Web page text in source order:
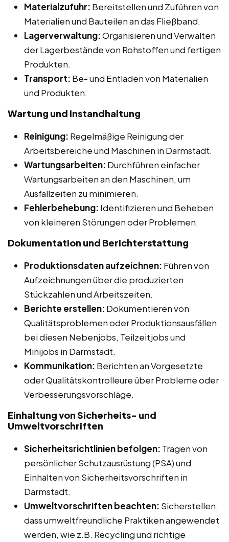
Materialzufuhr: Bereitstellen und Zuführen von
Materialien und Bauteilen an das Fließband.
Lagerverwaltung:Organisieren und Verwalten
der Lagerbestände von Rohstoffen und fertigen
Produkten.
Transport: Be- und Entladen von Materialien
und Produkten.
Wartung und Instandhaltung
Reinigung: Regelmäßige Reinigung der
Arbeitsbereiche und Maschinen in Darmstadt.
Wartungsarbeiten: Durchführen einfacher
Wartungsarbeiten an den Maschinen, um
Ausfallzeiten zu minimieren.
Fehlerbehebung: Identifizieren und Beheben
von kleineren Störungen oder Problemen.
Dokumentation und Berichterstattung
Produktionsdaten aufzeichnen: Führen von
Aufzeichnungen über die produzierten
Stückzahlen und Arbeitszeiten.
Berichte erstellen: Dokumentieren von
Qualitätsproblemen oder Produktionsausfällen
bei diesen Nebenjobs, Teilzeitjobs und
Minijobs in Darmstadt.
Kommunikation: Berichten an Vorgesetzte
oder Qualitätskontrolleure über Probleme oder
Verbesserungsvorschläge.
Einhaltung von Sicherheits- und
Umweltvorschriften
Sicherheitsrichtlinien befolgen: Tragen von
persönlicher Schutzausrüstung (PSA) und
Einhalten von Sicherheitsvorschriften in
Darmstadt.
Umweltvorschriften beachten: Sicherstellen,
dass umweltfreundliche Praktiken angewendet
werden, wie z.B. Recycling und richtige